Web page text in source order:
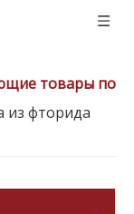
товары по
из фторида